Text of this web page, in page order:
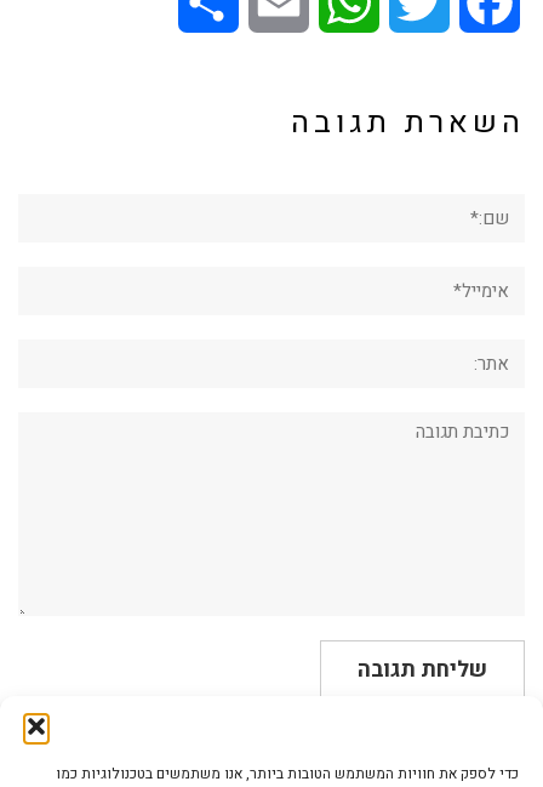
כדי לספק את חוויות המשתמש הטובות ביותר, אנו משתמשים בטכנולוגיות כמו
השארת תגובה